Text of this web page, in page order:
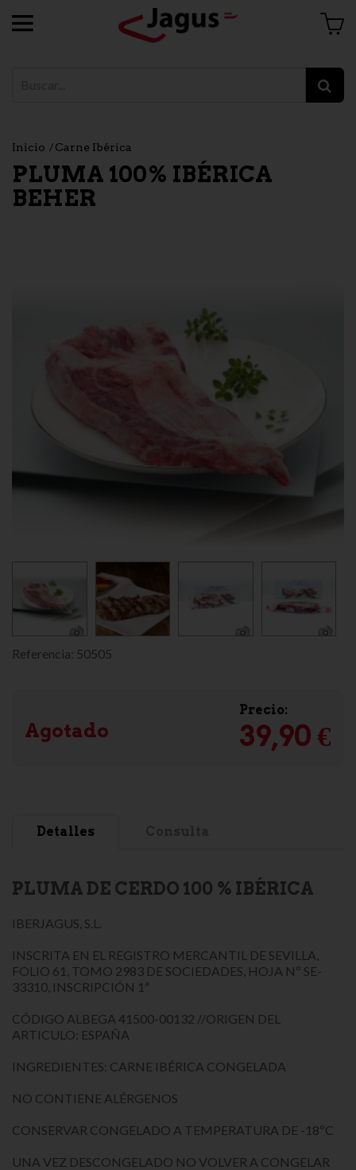
Inicio Carne Ibérica
PLUMA 100% IBÉRICA
BEHER
Referencia: 50505
Agotado
Precio:
39,90 €
Detalles
PLUMA DE CERDO 100 % IBÉRICA
IBERJAGUS, S.L.
INSCRITA EN EL REGISTRO MERCANTIL DE SEVILLA,
FOLIO 61, TOMO 2983 DE SOCIEDADES, HOJA Nº SE-
33310, INSCRIPCIÓN 1ª
CÓDIGO ALBEGA 41500-00132 //ORIGEN DEL
ARTICULO: ESPAÑA
INGREDIENTES: CARNE IBÉRICA CONGELADA
NO CONTIENE ALÉRGENOS
CONSERVAR CONGELADO A TEMPERATURA DE -18ºC
UNA VEZ DESCONGELADO NO VOLVER A CONGELAR